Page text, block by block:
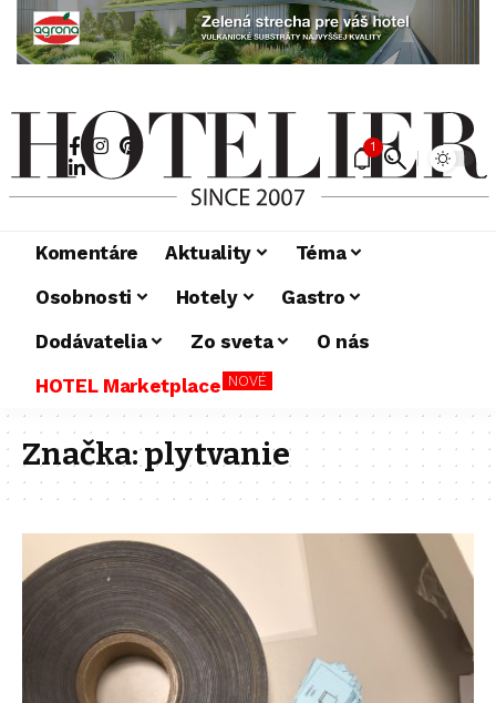
1
Komentáre Aktuality
Téma
Osobnosti
Hotely
Gastro
Dodávatelia
Zo sveta
O nás
HOTEL Marketplace NOVÉ
Značka:plytvanie